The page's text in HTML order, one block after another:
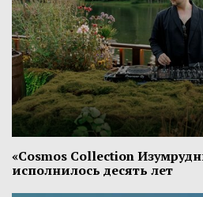
«Cosmos Collection
исполнилось десять лет